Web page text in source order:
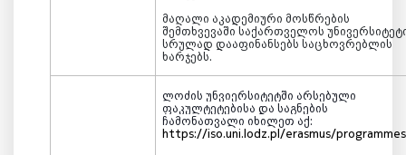
მაღალი აკადემიური მოსწრების
შემთხვევაში საქართველოს
სრულად დააფინანსებს საცხოვრებლის
ხარჯებს.
ლოძის უნვიერსიტეტში არსებული
ფაკულტეტებისა და საგნების
ჩამონათვალი იხილეთ აქ:
https://iso.uni.lodz.pl/erasmus/